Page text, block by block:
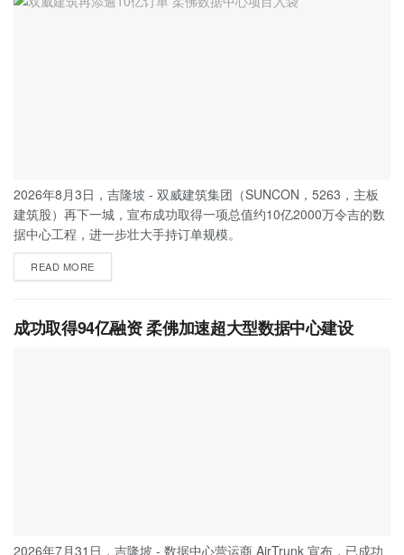
2026年8月3日，吉隆坡 - 双威建筑集团（SUNCON，5263，主板
建筑股）再下一城，宣布成功取得一项总值约10亿2000万令吉的数
据中心工程，进一步壮大手持订单规模。
READ MORE
成功取得94亿融资 柔佛加速超大型数据中心建设
2026年7月31日，吉隆坡 - 数据中心营运商 AirTrunk 宣布，已成功